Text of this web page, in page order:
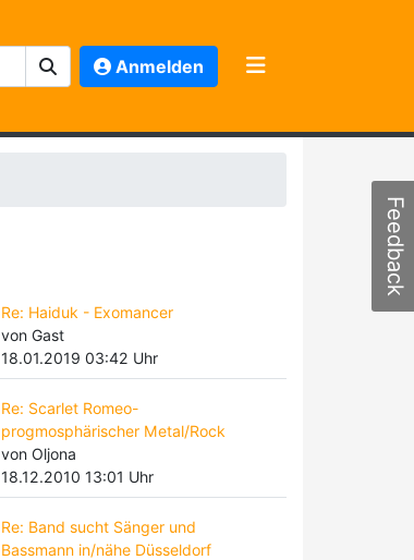
Anmelden
Re: Haiduk - Exomancer
von Gast
18.01.2019 03:42 Uhr
Re: Scarlet Romeo-
progmosphärischer Metal/Rock
von Oljona
18.12.2010 13:01 Uhr
Re: Band sucht Sänger und
Bassmann in/nähe Düsseldorf
Feedback